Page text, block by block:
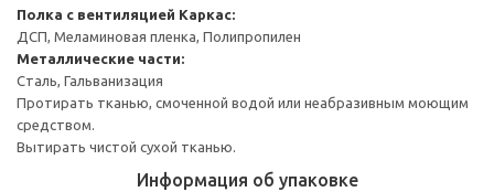
Полка с вентиляцией Каркас:
ДСП, Меламиновая пленка, Полипропилен
Металлические части:
Сталь, Гальванизация
Протирать тканью, смоченной водой или неабразивным моющим
средством.
Вытирать чистой сухой тканью.
Информация об упаковке